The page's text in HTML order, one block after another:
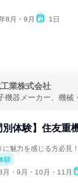
8月・9月 1日
業株式会社
機器メーカー、機械
別体験】住友重
魅力を感じる方必見！
験
月・9月・10月・11月